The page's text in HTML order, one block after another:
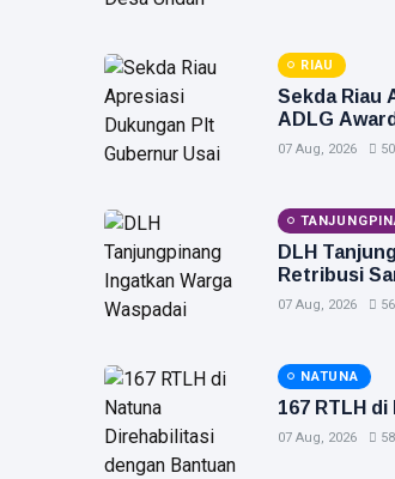
RIAU
Sekda Riau
ADLG
07 Aug, 2026
DLH
Retribusi
07 Aug, 2026
NATUNA
167 RTLH
07 Aug, 2026